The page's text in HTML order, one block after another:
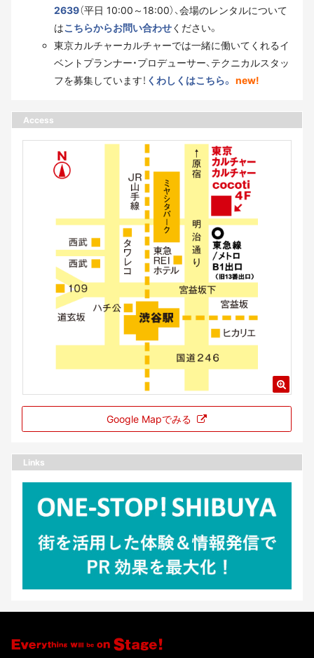
2639（平日 10:00～18:00）、会場のレンタルについて
はこちらからお問い合わせください。
東京カルチャーカルチャーでは一緒に働いてくれるイ
ベントプランナー・プロデューサー、テクニカルスタッ
フを募集しています！ くわしくはこちら。 new!
Access
Google Mapでみる
Links